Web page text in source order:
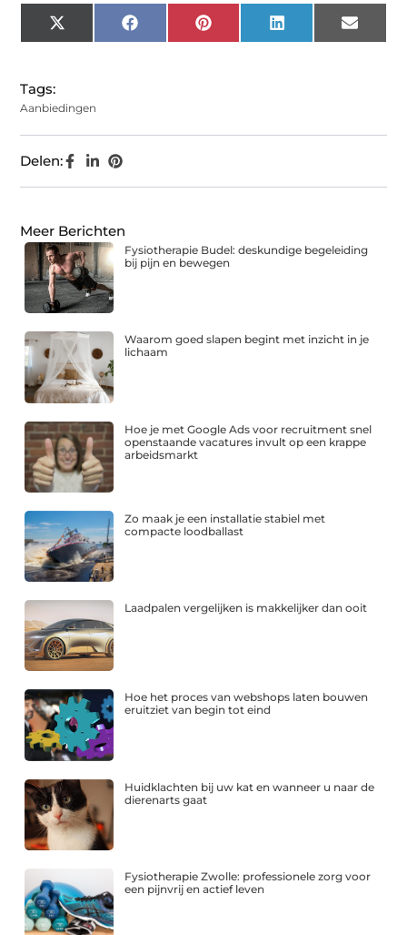
X
(Twitter)
Facebook Pinterest LinkedIn Email
Tags:
Aanbiedingen
Delen:
Meer Berichten
Fysiotherapie Budel: deskundige begeleiding
bij pijn en bewegen
Waarom goed slapen begint met inzicht in je
lichaam
Hoe je met Google Ads voor recruitment snel
openstaande vacatures invult op een krappe
arbeidsmarkt
Zo maak je een installatie stabiel met
compacte loodballast
Laadpalen vergelijken is makkelijker dan ooit
Hoe het proces van webshops laten bouwen
eruitziet van begin tot eind
Huidklachten bij uw kat en wanneer u naar de
dierenarts gaat
Fysiotherapie Zwolle: professionele zorg voor
een pijnvrij en actief leven